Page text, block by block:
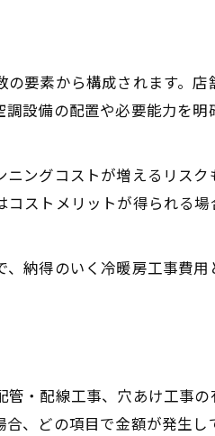
要素から構成されます。
設備の配置や必要能力を
ングコストが増えるリス
ストメリットが得られる
納得のいく冷暖房工事費
・配線工事、穴あけ工事
、どの項目で金額が発生し